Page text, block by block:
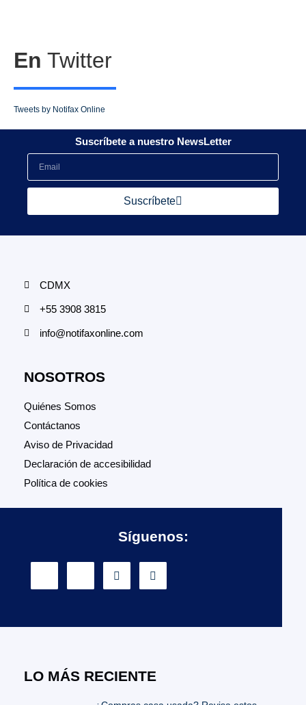
En Twitter
Tweets by Notifax Online
Suscríbete a nuestro NewsLetter
Suscríbete
CDMX
+55 3908 3815
info@notifaxonline.com
NOSOTROS
Quiénes Somos
Contáctanos
Aviso de Privacidad
Declaración de accesibilidad
Política de cookies
Síguenos:
LO MÁS RECIENTE